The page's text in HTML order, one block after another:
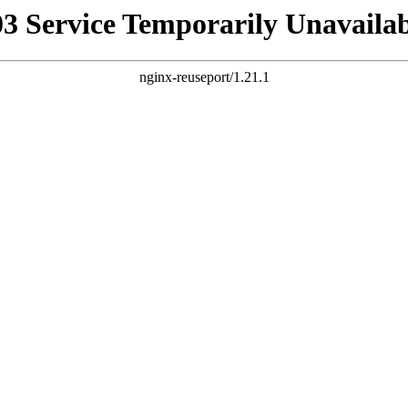
Service Temporarily
nginx-reuseport/1.21.1